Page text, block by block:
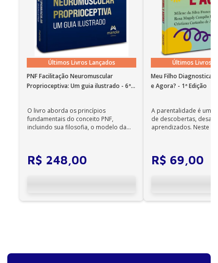
Últimos Livros Lançados
PNF Facilitação Neuromuscular
Proprioceptiva: Um guia ilustrado - 6ª
O livro aborda os princípios
fundamentais do conceito PNF,
incluindo sua filosofia, o modelo da
R$ 248,00
Últimos Livros
Meu Filho
e Agora? - 1ª Edição
A parentalidade é uma
de descobertas,
aprendizados. Neste
R$ 69,00